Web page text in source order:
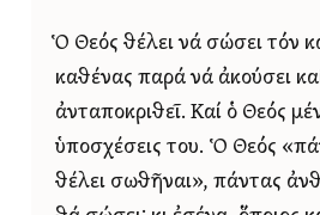
Ὁ Θεός θέλει νά σώσει τόν
καθένας παρά νά ἀκούσει
ἀνταποκριθεῖ. Καί ὁ Θεός
ὑποσχέσεις του. Ὁ Θεός
θέλει σωθῆναι», πάντας